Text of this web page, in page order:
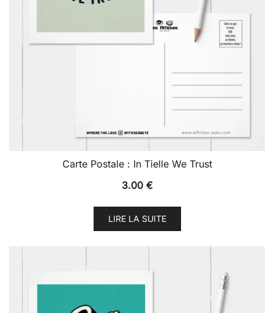
Carte Postale : In Tielle We Trust
3.00 €
LIRE LA SUITE